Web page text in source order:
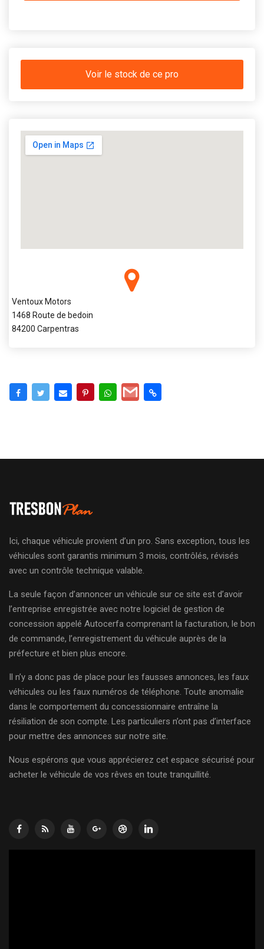
Voir le stock de ce pro
Ventoux Motors
1468 Route de bedoin
84200 Carpentras
Ici, chaque véhicule provient d’un pro. Sans exception, tous les
véhicules sont garantis minimum 3 mois, contrôlés, révisés
avec un contrôle technique valable.
La seule façon d’annoncer un véhicule sur ce site est d’avoir
l’entreprise enregistrée avec notre logiciel de gestion de
concession appelé Autocerfa comprenant la facturation, le bon
de commande, l’enregistrement du véhicule auprès de la
préfecture et bien plus encore.
Il n’y a donc pas de place pour les fausses annonces, les faux
véhicules ou les faux numéros de téléphone. Toute anomalie
dans le comportement du concessionnaire entraîne la
résiliation de son compte. Les particuliers n’ont pas d’interface
pour mettre des annonces sur notre site.
Nous espérons que vous apprécierez cet espace sécurisé pour
acheter le véhicule de vos rêves en toute tranquillité.